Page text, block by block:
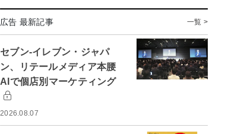
広告 最新記事 一覧 >
セブン-イレブン・ジャパ
ン、リテールメディア本腰
AIで個店別マーケティング
2026.08.07